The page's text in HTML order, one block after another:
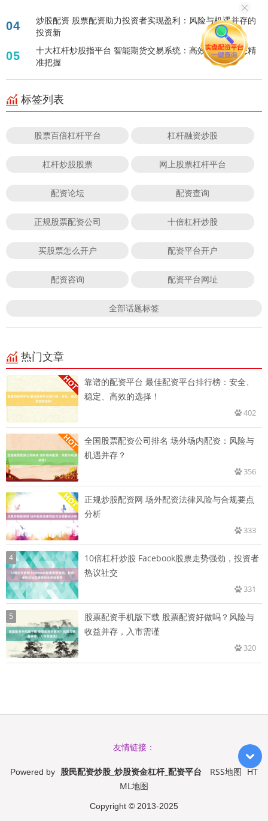
04
炒股配资 股票配资助力投资者实现盈利：风险与机遇并存的
投资新
05
十大杠杆炒股指平台 智能期货交易系统：高效便捷，助您精
准把握
标签列表
股票百倍杠杆平台 杠杆融资炒股
杠杆炒股股票 网上股票杠杆平台
配资论坛 配资查询
正规股票配资公司 十倍杠杆炒股
买股票怎么开户 配资平台开户
配资咨询 配资平台网址
全部话题标签
热门文章
靠谱的配资平台 最佳配资平台排行榜：安全、
稳定、高效的选择！
402
全国股票配资公司排名 场外场内配资：风险与
机遇并存？
356
正规炒股配资网 场外配资法律风险与合规要点
分析
333
4
10倍杠杆炒股 Facebook股票走势强劲，投资者
热议社交
331
5
股票配资手机版下载 股票配资好做吗？风险与
收益并存，入市需谨
320
友情链接：
Powered by 股民配资炒股_炒股资金杠杆_配资平台 RSS地图 HT
ML地图
Copyright © 2013-2025